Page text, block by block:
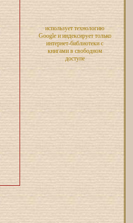
использует технологию
Google и индексирует только
интернет-библиотеки с
книгами в свободном
доступе